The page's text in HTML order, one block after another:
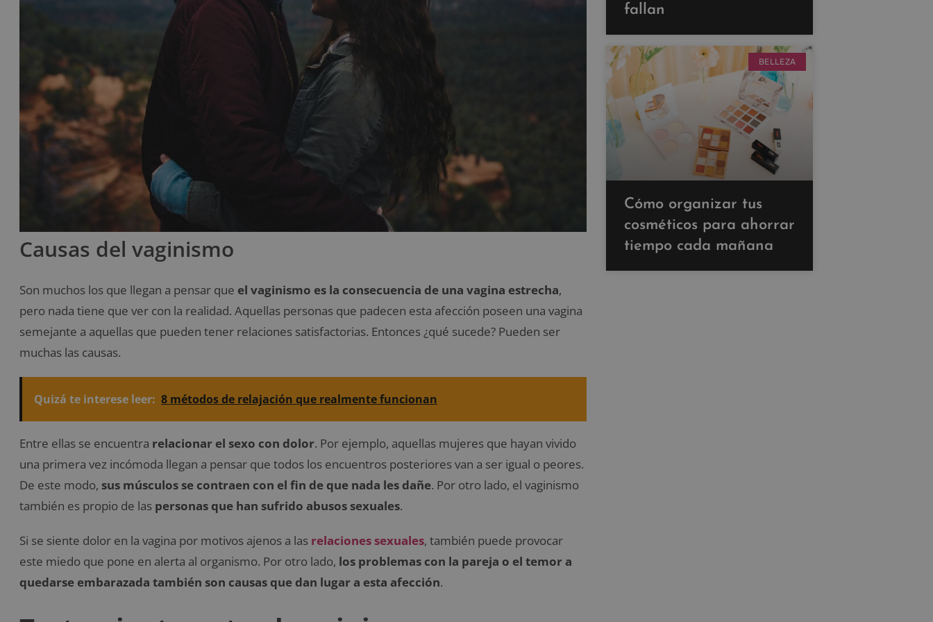
Causas del vaginismo
Son muchos los que llegan a pensar que el vaginismo es la consecuencia de una vagina estrecha,
pero nada tiene que ver con la realidad. Aquellas personas que padecen esta afección poseen una vagina
semejante a aquellas que pueden tener relaciones satisfactorias. Entonces ¿qué sucede? Pueden ser
muchas las causas.
Quizá te interese leer: 8 métodos de relajación que realmente funcionan
Entre ellas se encuentra relacionar el sexo con dolor. Por ejemplo, aquellas mujeres que hayan vivido
una primera vez incómoda llegan a pensar que todos los encuentros posteriores van a ser igual o peores.
De este modo, sus músculos se contraen con el fin de que nada les dañe. Por otro lado, el vaginismo
también es propio de las personas que han sufrido abusos sexuales.
Si se siente dolor en la vagina por motivos ajenos a las relaciones sexuales, también puede provocar
este miedo que pone en alerta al organismo. Por otro lado, los problemas con la pareja o el temor a
quedarse embarazada también son causas que dan lugar a esta afección.
fallan
BELLEZA
Cómo organizar tus
cosméticos para ahorrar
tiempo cada mañana